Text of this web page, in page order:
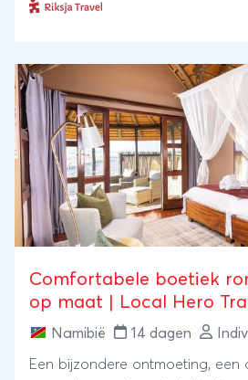
Comfortabele boetiek
op maat | Local Hero
Namibië 14 dagen
Een bijzondere ontmoeting, een